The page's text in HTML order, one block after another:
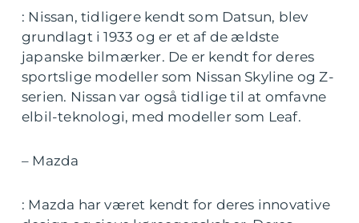
: Nissan, tidligere kendt som Datsun, blev
grundlagt i 1933 og er et af de ældste
japanske bilmærker. De er kendt for deres
sportslige modeller som Nissan Skyline og Z-
serien. Nissan var også tidlige til at omfavne
elbil-teknologi, med modeller som Leaf.
– Mazda
: Mazda har været kendt for deres innovative